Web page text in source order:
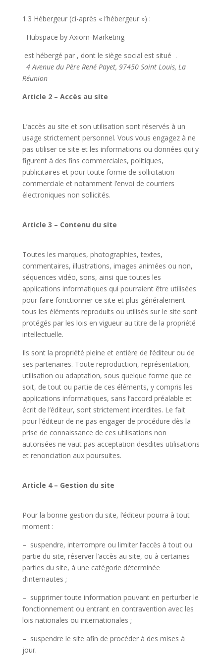
1.3 Hébergeur (ci-après « l’hébergeur ») :
Hubspace by Axiom-Marketing
est hébergé par , dont le siège social est situé .
4 Avenue du Père René Payet, 97450 Saint Louis, La
Réunion
Article 2 – Accès au site
L’accès au site et son utilisation sont réservés à un
usage strictement personnel. Vous vous engagez à ne
pas utiliser ce site et les informations ou données qui y
figurent à des fins commerciales, politiques,
publicitaires et pour toute forme de sollicitation
commerciale et notamment l’envoi de courriers
électroniques non sollicités.
Article 3 – Contenu du site
Toutes les marques, photographies, textes,
commentaires, illustrations, images animées ou non,
séquences vidéo, sons, ainsi que toutes les
applications informatiques qui pourraient être utilisées
pour faire fonctionner ce site et plus généralement
tous les éléments reproduits ou utilisés sur le site sont
protégés par les lois en vigueur au titre de la propriété
intellectuelle.
Ils sont la propriété pleine et entière de l’éditeur ou de
ses partenaires. Toute reproduction, représentation,
utilisation ou adaptation, sous quelque forme que ce
soit, de tout ou partie de ces éléments, y compris les
applications informatiques, sans l’accord préalable et
écrit de l’éditeur, sont strictement interdites. Le fait
pour l’éditeur de ne pas engager de procédure dès la
prise de connaissance de ces utilisations non
autorisées ne vaut pas acceptation desdites utilisations
et renonciation aux poursuites.
Article 4 – Gestion du site
Pour la bonne gestion du site, l’éditeur pourra à tout
moment :
– suspendre, interrompre ou limiter l’accès à tout ou
partie du site, réserver l’accès au site, ou à certaines
parties du site, à une catégorie déterminée
d’internautes ;
– supprimer toute information pouvant en perturber le
fonctionnement ou entrant en contravention avec les
lois nationales ou internationales ;
– suspendre le site afin de procéder à des mises à
jour.